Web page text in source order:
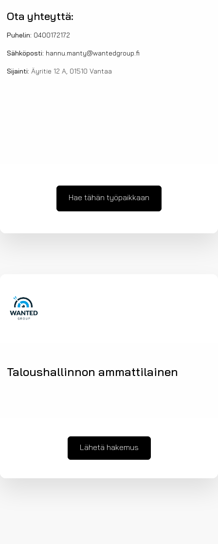
Ota yhteyttä:
Puhelin: 0400172172
Sähköposti: hannu.manty@wantedgroup.fi
Sijainti: Äyritie 12 A, 01510 Vantaa
Hae tähän työpaikkaan
Taloushallinnon ammattilainen